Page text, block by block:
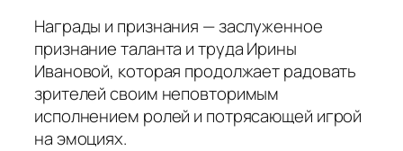
Награды и признания — заслуженное
признание таланта и труда Ирины
Ивановой, которая продолжает радовать
зрителей своим неповторимым
исполнением ролей и потрясающей игрой
на эмоциях.